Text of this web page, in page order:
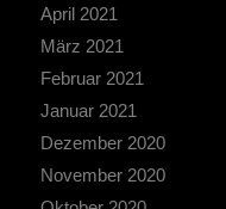
April 2021
März 2021
Februar 2021
Januar 2021
Dezember 2020
November 2020